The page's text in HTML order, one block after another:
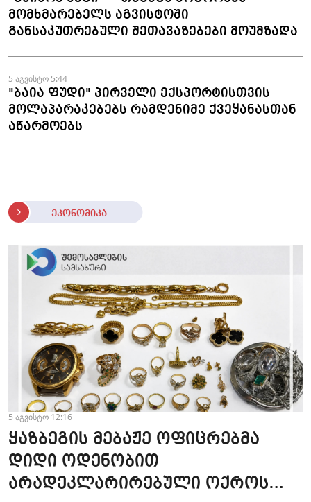
მომხმარებელს აგვისტოში
განსაკუთრებული შეთავაზებები მოუმზადა
5 აგვისტო 5:44
"ბაია ფუდი" პირველი ექსპორტისთვის
მოლაპარაკებებს რამდენიმე ქვეყანასთან
აწარმოებს
ეკონომიკა
5 აგვისტო 12:16
ყაზბეგის მებაჟე ოფიცრებმა
დიდი ოდენობით
არადეკლარირებული ოქროს